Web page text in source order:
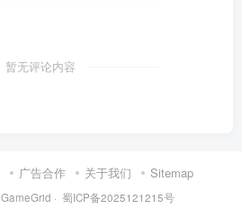
暂无评论内容
广告合作 关于我们 Sitemap
GameGrid · 蜀ICP备2025121215号